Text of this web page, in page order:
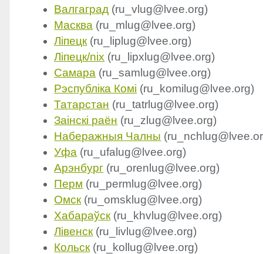
Валгаград (ru_vlug@lvee.org)
Масква (ru_mlug@lvee.org)
Ліпецк (ru_liplug@lvee.org)
Ліпецк/nix (ru_lipxlug@lvee.org)
Самара (ru_samlug@lvee.org)
Рэспубліка Комі (ru_komilug@lvee.org)
Татарстан (ru_tatrlug@lvee.org)
Заінскі раён (ru_zlug@lvee.org)
Наберажныя Чалны
Уфа (ru_ufalug@lvee.org)
Арэнбург (ru_orenlug@lvee.org)
Перм (ru_permlug@lvee.org)
Омск (ru_omsklug@lvee.org)
Хабараўск (ru_khvlug@lvee.org)
Лівенск (ru_livlug@lvee.org)
Кольск (ru_kollug@lvee.org)